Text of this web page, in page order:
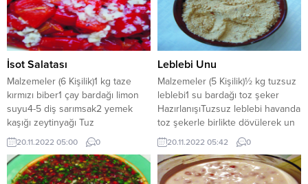
İsot Salatası
Malzemeler (6 Kişilik)1 kg taze
kırmızı biber1 çay bardağı limon
suyu4-5 diş sarımsak2 yemek
kaşığı zeytinyağı Tuz
HazırlanışıAteşte közlenen
biberlerin kabukları soyularak
doğranır, servis tabağına boşaltılır.
Limon suyunun içerisine
20.11.2022 05:00 0
Leblebi Unu
Malzemeler (5 Kişilik)½ kg tuzsuz
leblebi1 su bardağı toz şeker
HazırlanışıTuzsuz leblebi havanda
toz şekerle birlikte dövülerek un
haline getirilir. Tabaklara boşaltılıp
kaşıkla yenilir. Yeni doğum yapmış
olan kadınların hamamda
misaﬁrlerine sunduğu bu karışım
20.11.2022 05:42 0